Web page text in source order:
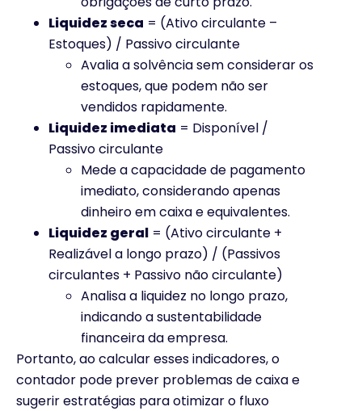
Liquidez seca = (Ativo circulante –
Estoques) / Passivo circulante
Avalia a solvência sem considerar os
estoques, que podem não ser
vendidos rapidamente.
Liquidez imediata = Disponível /
Passivo circulante
Mede a capacidade de pagamento
imediato, considerando apenas
dinheiro em caixa e equivalentes.
Liquidez geral = (Ativo circulante +
Realizável a longo prazo) / (Passivos
circulantes + Passivo não circulante)
Analisa a liquidez no longo prazo,
indicando a sustentabilidade
financeira da empresa.
Portanto, ao calcular esses indicadores, o
contador pode prever problemas de caixa e
sugerir estratégias para otimizar o fluxo